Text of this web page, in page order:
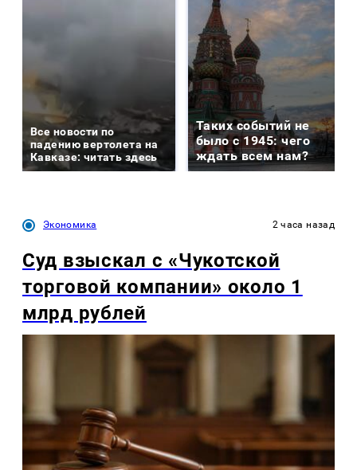
Все новости по
падению вертолета на
Кавказе: читать здесь
Таких событий не
было с 1945: чего
ждать всем нам?
Экономика 2 часа назад
Суд взыскал с «Чукотской
торговой компании» около 1
млрд рублей